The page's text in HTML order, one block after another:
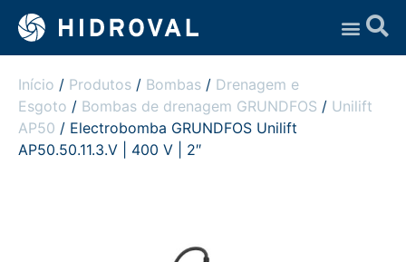
Início / Produtos / Bombas / Drenagem e
Esgoto / Bombas de drenagem GRUNDFOS / Unilift
AP50 / Electrobomba GRUNDFOS Unilift
AP50.50.11.3.V | 400 V | 2″